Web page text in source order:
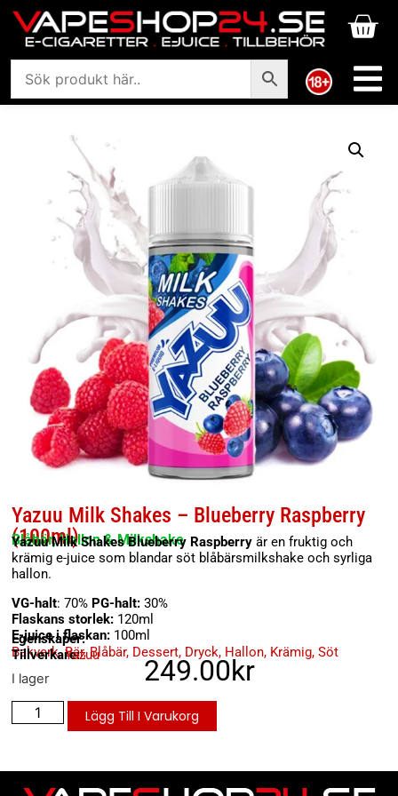
Yazuu Milk Shakes – Blueberry Raspberry
(100ml)
Blåbär, Hallon & Milkshake
Yazuu Milk Shakes Blueberry Raspberry är en fruktig och
krämig e-juice som blandar söt blåbärsmilkshake och syrliga
hallon.
VG-halt: 70% PG-halt: 30%
Flaskans storlek: 120ml
E-juice i flaskan: 100ml
Egenskaper:
Bakverk,Bär,Blåbär, Dessert, Dryck, Hallon, Krämig,Söt
Tillverkare:Yazuu 249.00kr
I lager
Lägg Till I Varukorg